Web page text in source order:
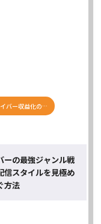
バー収益化の…
ーの最強ジャンル戦
信スタイルを見極め
方法